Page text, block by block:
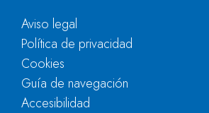
Aviso legal
Política de privacidad
Cookies
Guía de navegación
Accesibilidad